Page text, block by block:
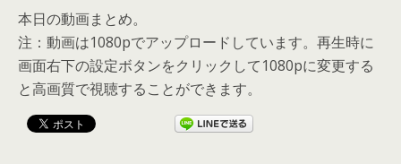
本日の動画まとめ。
注：動画は1080pでアップロードしています。再生時に
画面右下の設定ボタンをクリックして1080pに変更する
と高画質で視聴することができます。